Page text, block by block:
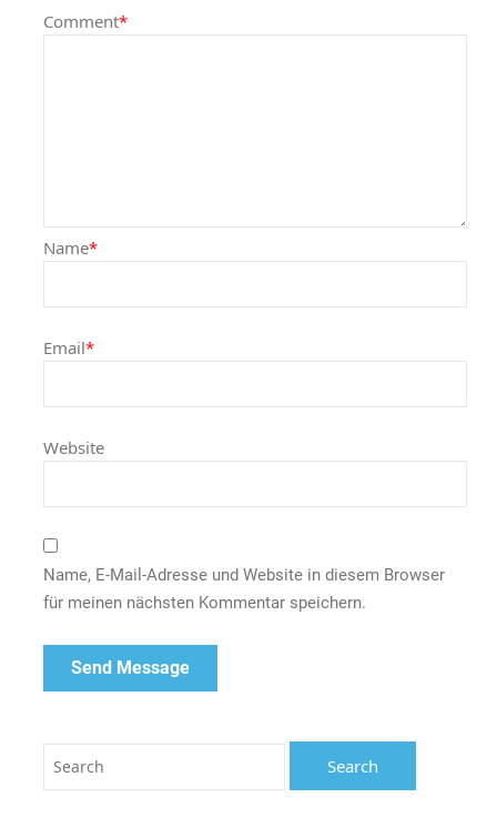
Comment*
Name*
Email*
Website
Name, E-Mail-Adresse und Website in diesem Browser
für meinen nächsten Kommentar speichern.